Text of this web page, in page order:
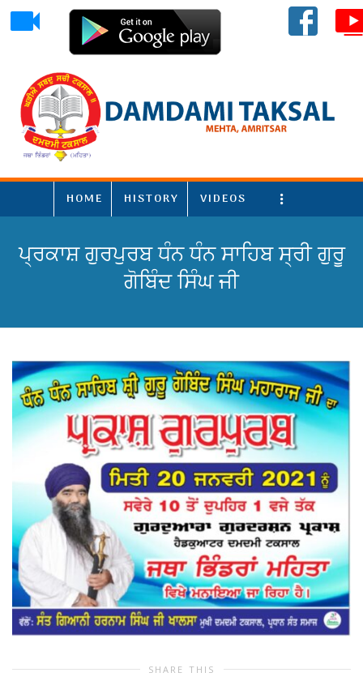
HOME HISTORY VIDEOS More
ਪ੍ਰਕਾਸ਼ ਗੁਰਪੁਰਬ ਧੰਨ ਧੰਨ ਸਾਹਿਬ ਸ੍ਰੀ ਗੁਰੂ
ਗੋਬਿੰਦ ਸਿੰਘ ਜੀ
SHARE THIS